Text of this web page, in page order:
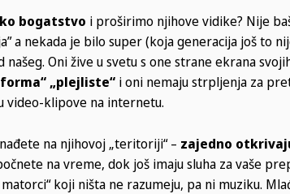
bogatstvo i proširimo njihove vidike? Nije
a nekada je bilo super (koja generacija još to
Oni žive u svetu s one strane ekrana
„plejliste“ i oni nemaju strpljenja za
video-klipove na internetu.
na njihovoj „teritoriji“ – zajedno
na vreme, dok još imaju sluha za vaše
koji ništa ne razumeju, pa ni muziku.